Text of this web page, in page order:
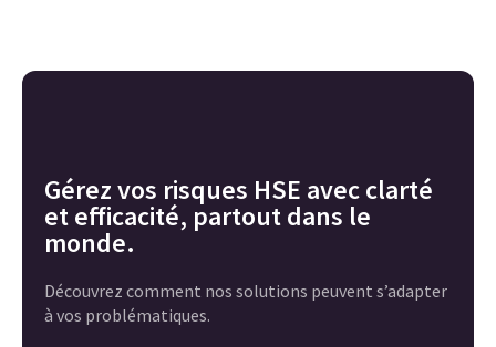
Gérez vos risques HSE avec clarté
et efficacité, partout dans le
monde.
Découvrez comment nos solutions peuvent s’adapter
à vos problématiques.